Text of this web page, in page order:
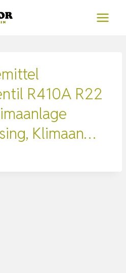
R410A R22
Klimaan…